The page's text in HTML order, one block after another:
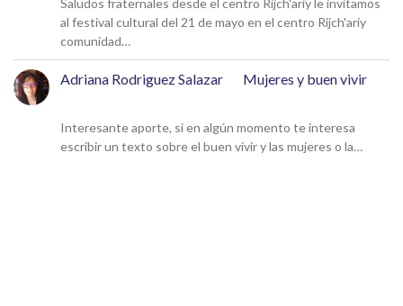
Saludos fraternales desde el centro Rijch'ariy le invitamos
al festival cultural del 21 de mayo en el centro Rijch'ariy
comunidad…
Adriana Rodriguez Salazar Mujeres y buen vivir
Interesante aporte, si en algún momento te interesa
escribir un texto sobre el buen vivir y las mujeres o la…